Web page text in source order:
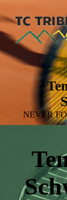
NEVER